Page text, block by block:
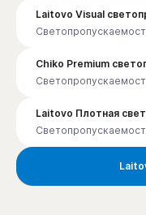
Laitovo Visual
Chiko Premium
Laitovo Плотная